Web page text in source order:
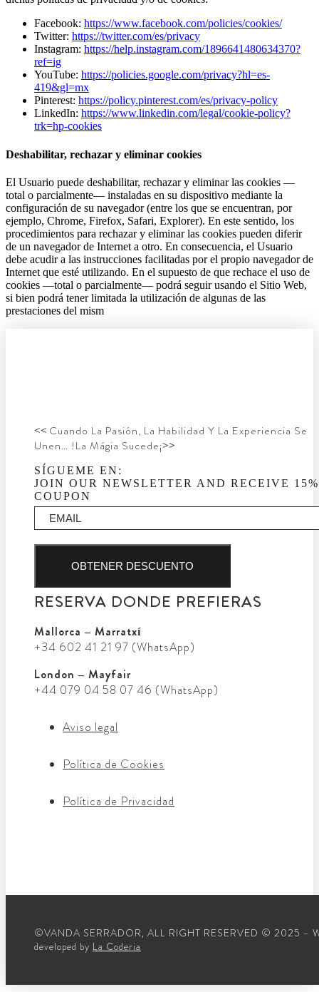
Facebook: https://www.facebook.com/policies/cookies/
Twitter: https://twitter.com/es/privacy
Instagram: https://help.instagram.com/1896641480634370?
ref=ig
YouTube: https://policies.google.com/privacy?hl=es-
419&gl=mx
Pinterest: https://policy.pinterest.com/es/privacy-policy
LinkedIn: https://www.linkedin.com/legal/cookie-policy?
trk=hp-cookies
Deshabilitar, rechazar y eliminar cookies
El Usuario puede deshabilitar, rechazar y eliminar las cookies —
total o parcialmente— instaladas en su dispositivo mediante la
configuración de su navegador (entre los que se encuentran, por
ejemplo, Chrome, Firefox, Safari, Explorer). En este sentido, los
procedimientos para rechazar y eliminar las cookies pueden diferir
de un navegador de Internet a otro. En consecuencia, el Usuario
debe acudir a las instrucciones facilitadas por el propio navegador de
Internet que esté utilizando. En el supuesto de que rechace el uso de
cookies —total o parcialmente— podrá seguir usando el Sitio Web,
si bien podrá tener limitada la utilización de algunas de las
prestaciones del mism
<< Cuando La Pasión, La Habilidad Y La Experiencia Se
Unen… !La Mágia Sucede¡>>
SÍGUEME EN:
JOIN OUR NEWSLETTER AND RECEIVE 15%
COUPON
OBTENER DESCUENTO
RESERVA DONDE PREFIERAS
Mallorca – Marratxí
+34 602 41 21 97 (WhatsApp)
London – Mayfair
+44 079 04 58 07 46 (WhatsApp)
Aviso legal
Política de Cookies
Política de Privacidad
©VANDA SERRADOR, ALL RIGHT RESERVED © 2025 –
developed by La Coderia